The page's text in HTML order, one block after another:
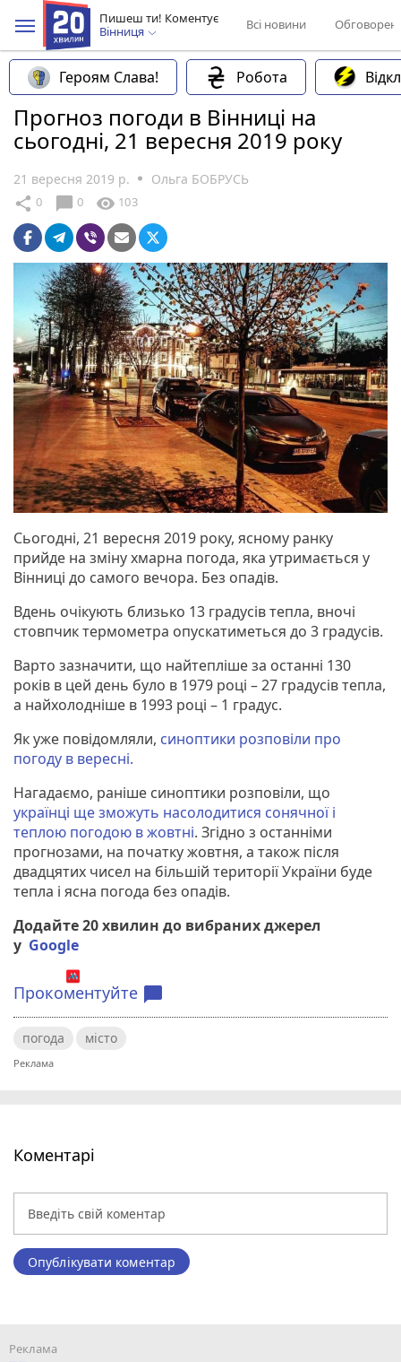
Пишеш ти! Коментує
Вінниця
Всі новини
Героям Слава! Робота
Прогноз погоди в Вінниці на
сьогодні, 21 вересня 2019 року
21 вересня 2019 р. Ольга БОБРУСЬ
share 0 chat_bubble 0 visibility 103
Сьогодні, 21 вересня 2019 року, ясному ранку
прийде на зміну хмарна погода, яка утримається у
Вінниці до самого вечора. Без опадів.
Вдень очікують близько 13 градусів тепла, вночі
стовпчик термометра опускатиметься до 3 градусів.
Варто зазначити, що найтепліше за останні 130
років в цей день було в 1979 році – 27 градусів тепла,
а найхолодніше в 1993 році – 1 градус.
Як уже повідомляли, синоптики розповіли про
погоду в вересні.
Нагадаємо, раніше синоптики розповіли, що
українці ще зможуть насолодитися сонячної і
теплою погодою в жовтні. Згідно з останніми
прогнозами, на початку жовтня, а також після
двадцятих чисел на більшій території України буде
тепла і ясна погода без опадів.
Додайте 20 хвилин до вибраних джерел
у Google
Прокоментуйте chat_bubble
погода місто
Коментарі
Опублікувати коментар